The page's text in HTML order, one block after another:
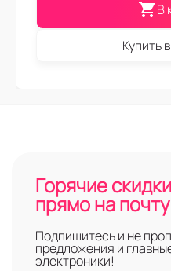
В
Купить
Горячие
прямо на почту
Подпишитесь и не
предложения и
электроники!